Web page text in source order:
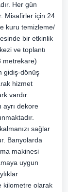
Her gün
Misafirler için 24
kuru temizleme/
bir etkinlik
ve toplantı
metrekare)
gidiş-dönüş
hizmet
vardır.
ayrı dekore
sağlar
Banyolarda
makinesi
uygun
kilometre olarak